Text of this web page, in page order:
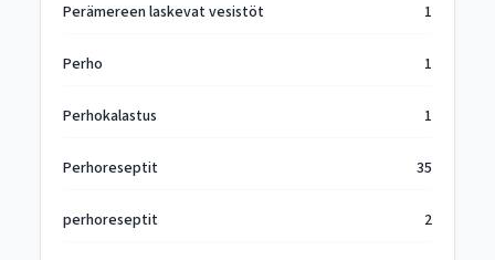
Perämereen laskevat vesistöt 1
Perho 1
Perhokalastus 1
Perhoreseptit 35
perhoreseptit 2